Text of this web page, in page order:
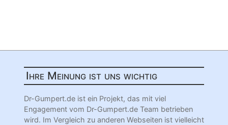
Ihre Meinung ist uns wichtig
Dr-Gumpert.de ist ein Projekt, das mit viel
Engagement vom Dr-Gumpert.de Team betrieben
wird. Im Vergleich zu anderen Webseiten ist vielleicht